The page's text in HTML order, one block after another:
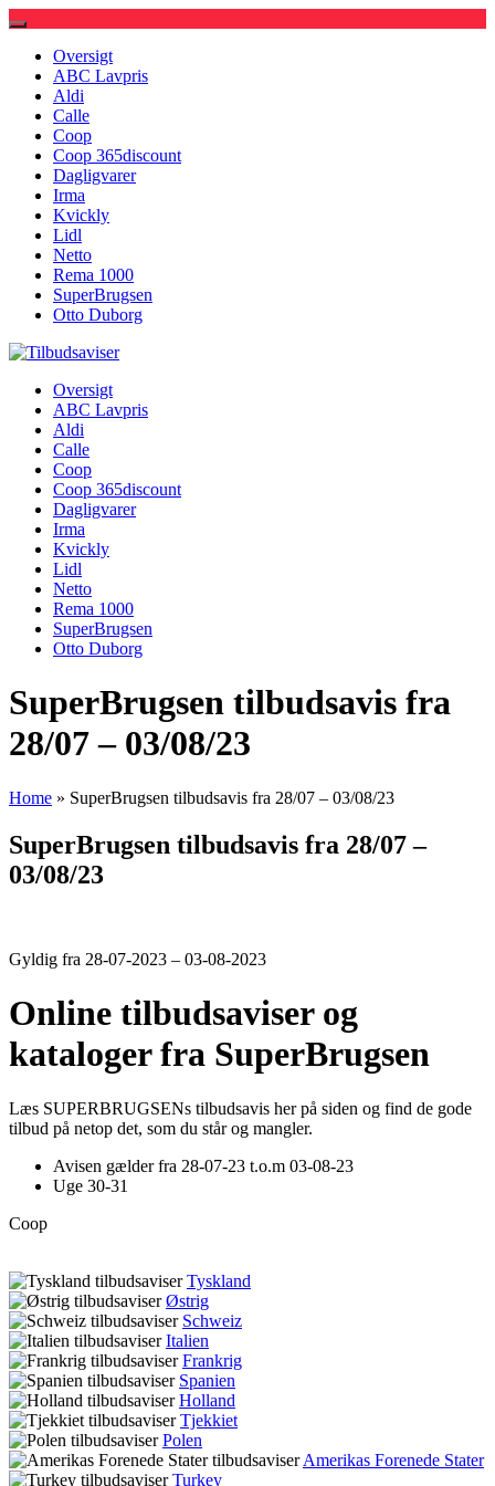
Oversigt
ABC Lavpris
Aldi
Calle
Coop
Coop 365discount
Dagligvarer
Irma
Kvickly
Lidl
Netto
Rema 1000
SuperBrugsen
Otto Duborg
Tilbudsaviser
Oversigt
ABC Lavpris
Aldi
Calle
Coop
Coop 365discount
Dagligvarer
Irma
Kvickly
Lidl
Netto
Rema 1000
SuperBrugsen
Otto Duborg
SuperBrugsen tilbudsavis fra
28/07 – 03/08/23
Home » SuperBrugsen tilbudsavis fra 28/07 – 03/08/23
SuperBrugsen tilbudsavis fra 28/07 –
03/08/23
Gyldig fra 28-07-2023 – 03-08-2023
Online tilbudsaviser og
kataloger fra SuperBrugsen
Læs SUPERBRUGSENs tilbudsavis her på siden og find de gode
tilbud på netop det, som du står og mangler.
Avisen gælder fra 28-07-23 t.o.m 03-08-23
Uge 30-31
Coop
Tyskland
Østrig
Schweiz
Italien
Frankrig
Spanien
Holland
Tjekkiet
Polen
Amerikas Forenede Stater
Turkey